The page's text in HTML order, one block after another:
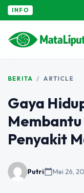
INFO
BERITA / ARTICLE
Gaya
Penyakit
Putricalendar_todayMei 26,